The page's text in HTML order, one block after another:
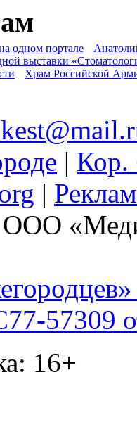
одном портале
выставки
Храм Российской
| Кор.
|
57309
16+